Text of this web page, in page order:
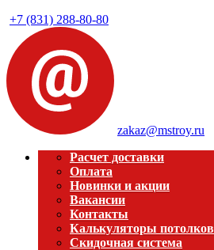
+7 (831) 288-80-80
zakaz@mstroy.ru
Расчет доставки
Оплата
Новинки и акции
Вакансии
Контакты
Калькуляторы потолков
Скидочная система